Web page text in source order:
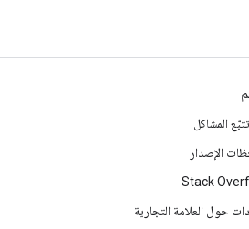
المشاكل
الإصدار
Stack
حول العلامة التجارية